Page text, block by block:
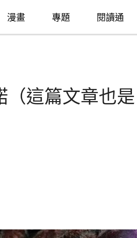
漫畫 專題 閱讀通
這篇文章也是